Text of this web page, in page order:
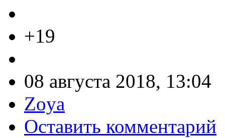
+19
08 августа 2018, 13:04
Zoya
Оставить комментарий